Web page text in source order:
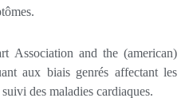
Association and the (american)
aux biais genrés affectant les
des maladies cardiaques.